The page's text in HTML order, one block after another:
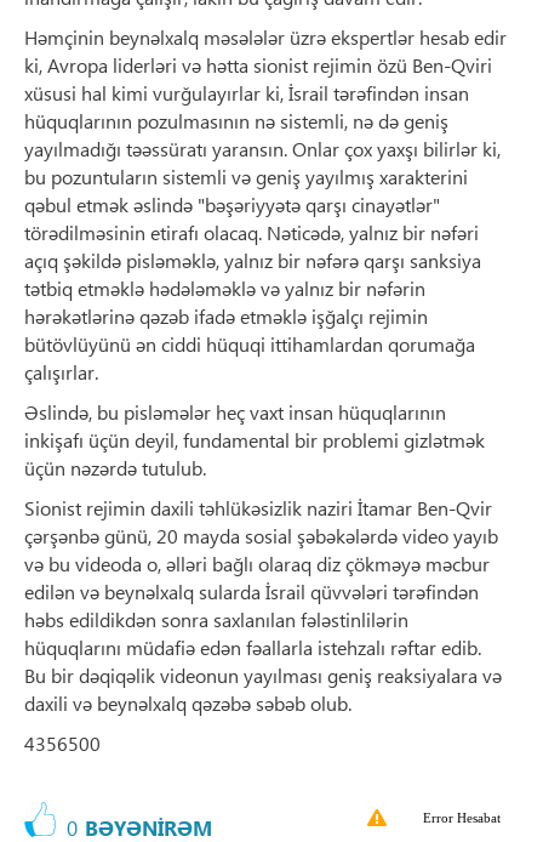
Həmçinin beynəlxalq məsələlər üzrə ekspertlər hesab edir
ki, Avropa liderləri və hətta sionist rejimin özü Ben-Qviri
xüsusi hal kimi vurğulayırlar ki, İsrail tərəfindən insan
hüquqlarının pozulmasının nə sistemli, nə də geniş
yayılmadığı təəssüratı yaransın. Onlar çox yaxşı bilirlər ki,
bu pozuntuların sistemli və geniş yayılmış xarakterini
qəbul etmək əslində "bəşəriyyətə qarşı cinayətlər"
törədilməsinin etirafı olacaq. Nəticədə, yalnız bir nəfəri
açıq şəkildə pisləməklə, yalnız bir nəfərə qarşı sanksiya
tətbiq etməklə hədələməklə və yalnız bir nəfərin
hərəkətlərinə qəzəb ifadə etməklə işğalçı rejimin
bütövlüyünü ən ciddi hüquqi ittihamlardan qorumağa
çalışırlar.
Əslində, bu pisləmələr heç vaxt insan hüquqlarının
inkişafı üçün deyil, fundamental bir problemi gizlətmək
üçün nəzərdə tutulub.
Sionist rejimin daxili təhlükəsizlik naziri İtamar Ben-Qvir
çərşənbə günü, 20 mayda sosial şəbəkələrdə video yayıb
və bu videoda o, əlləri bağlı olaraq diz çökməyə məcbur
edilən və beynəlxalq sularda İsrail qüvvələri tərəfindən
həbs edildikdən sonra saxlanılan fələstinlilərin
hüquqlarını müdafiə edən fəallarla istehzalı rəftar edib.
Bu bir dəqiqəlik videonun yayılması geniş reaksiyalara və
daxili və beynəlxalq qəzəbə səbəb olub.
4356500
0 BƏYƏNİRƏM Error Hesabat